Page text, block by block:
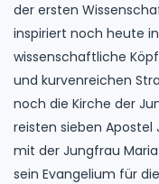
der ersten
inspiriert noch heute
wissenschaftliche
und kurvenreichen
noch die Kirche der
reisten sieben Apostel
mit der Jungfrau
sein Evangelium für